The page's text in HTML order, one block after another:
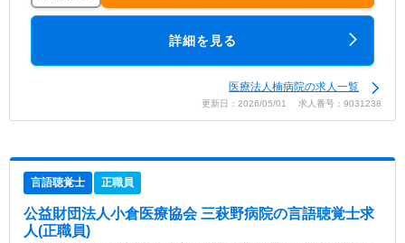
詳細を見る
医療法人楠病院の求人一覧
更新日：2026/05/01 求人番号：9031238
言語聴覚士 正職員
公益財団法人小倉医療協会 三萩野病院の言語聴覚士求
人(正職員)